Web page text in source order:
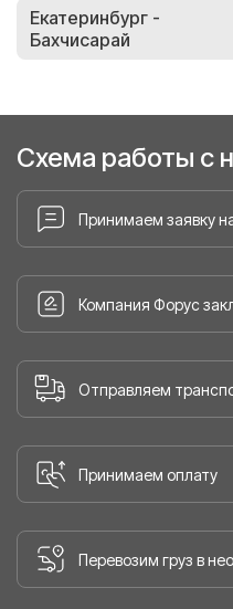
Екатеринбург -
Бахчисарай
Схема работы с
Принимаем заявку
Компания Форус
Отправляем
Принимаем оплату
Перевозим груз в